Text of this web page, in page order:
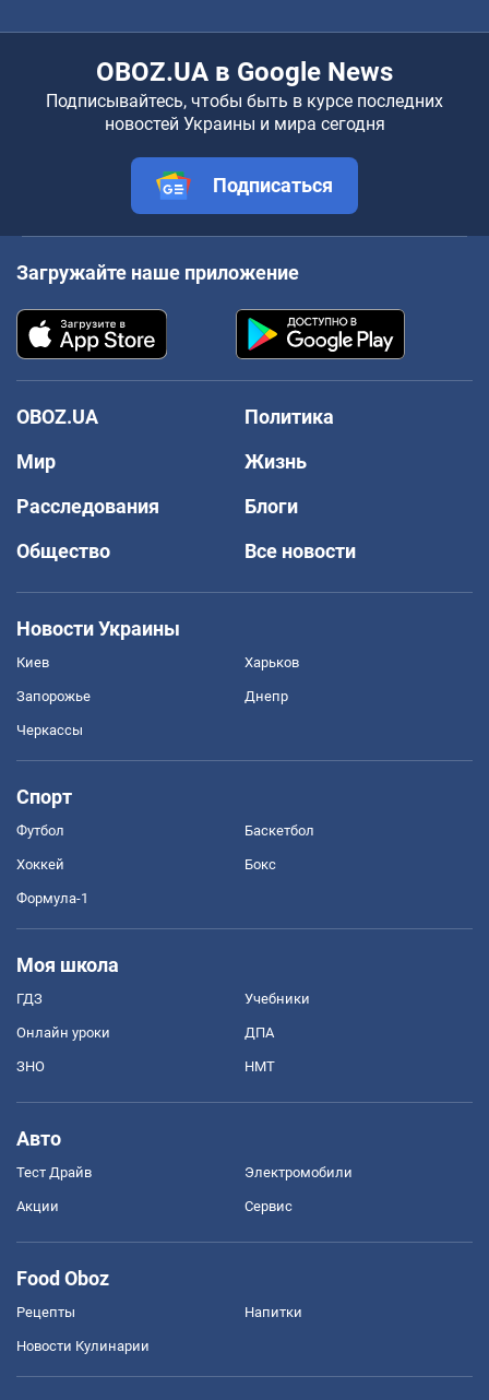
OBOZ.UA в Google News
Подписывайтесь, чтобы быть в курсе последних
новостей Украины и мира сегодня
Подписаться
Загружайте наше приложение
OBOZ.UA
Политика
Мир
Жизнь
Расследования
Блоги
Общество
Все новости
Новости Украины
Киев Харьков
Запорожье Днепр
Черкассы
Спорт
Футбол Баскетбол
Хоккей Бокс
Формула-1
Моя школа
ГДЗ Учебники
Онлайн уроки ДПА
ЗНО НМТ
Авто
Тест Драйв Электромобили
Акции Сервис
Food Oboz
Рецепты Напитки
Новости Кулинарии